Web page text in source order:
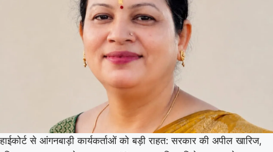
हाईकोर्ट से आंगनबाड़ी कार्यकर्ताओं को बड़ी राहत: सरकार की अपील खारिज,